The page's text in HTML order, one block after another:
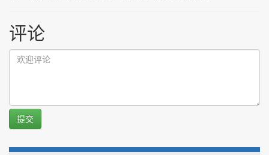
评论
提交